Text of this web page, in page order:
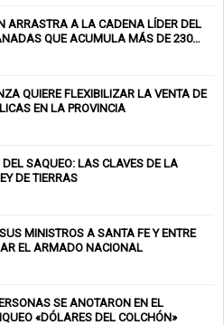
ARRASTRA A LA CADENA LÍDER DEL
QUE ACUMULA MÁS DE 230
Y PONE EN RIESGO CIENTOS DE
QUIERE FLEXIBILIZAR LA VENTA DE
EN LA PROVINCIA
SAQUEO: LAS CLAVES DE LA
DE TIERRAS
MINISTROS A SANTA FE Y ENTRE
EL ARMADO NACIONAL
SE ANOTARON EN EL
«DÓLARES DEL COLCHÓN»